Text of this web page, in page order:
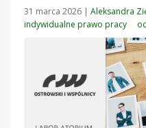
31 marca 2026 | Aleksandra
indywidualne prawo pracy